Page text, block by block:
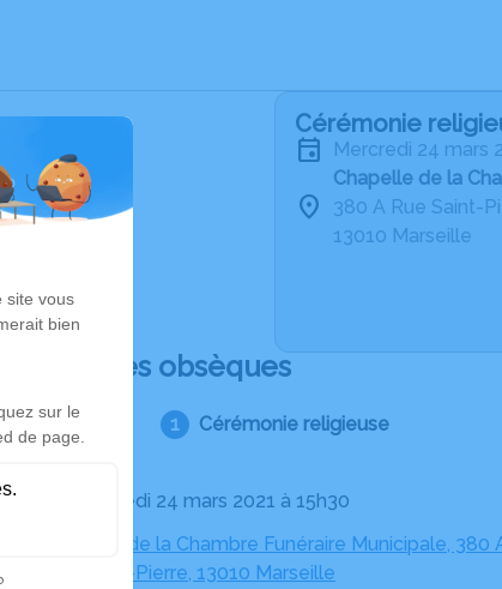
Cérémonie
mercredi 24 mars
Chapelle de la
380 A Rue Saint-
13010 Marseille
Déroulé des obsèques
Cérémonie religieuse
Le mercredi 24 mars 2021 à 15h30
Chapelle de la Chambre Funéraire Municipale, 380
Rue Saint-Pierre, 13010 Marseille